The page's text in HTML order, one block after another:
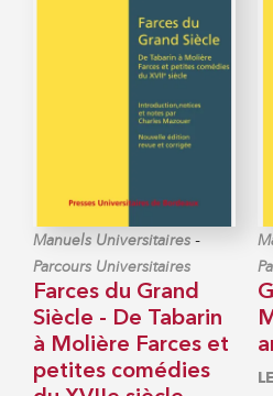
Manuels Universitaires -
Parcours Universitaires
Farces du Grand
Siècle - De Tabarin
à Molière Farces et
petites comédies